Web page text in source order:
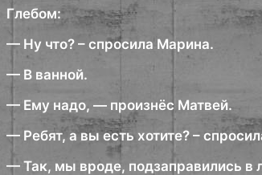
Глебом:
— Ну что? – спросила Марина.
— В ванной.
— Ему надо, — произнёс Матвей.
— Ребят, а вы есть хотите? –
— Так, мы вроде, подзаправились в